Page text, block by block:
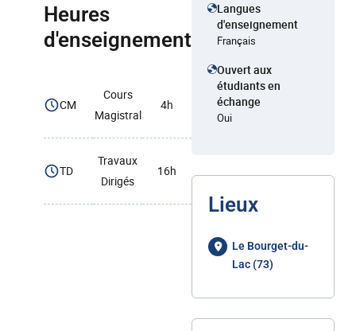
Heures
d'enseignement
CM
Cours
Magistral
4h
TD
Travaux
Dirigés
16h
Langues
d'enseignement
Français
Ouvert aux
étudiants en
échange
Oui
Lieux
Le Bourget-du-
Lac (73)